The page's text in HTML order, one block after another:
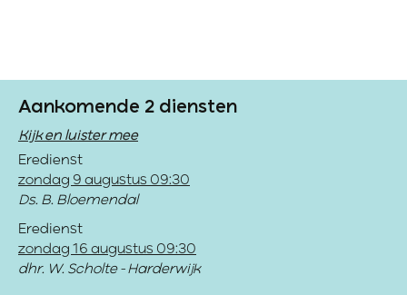
Aankomende 2 diensten
Kijk en luister mee
Eredienst
zondag 9 augustus 09:30
Ds. B. Bloemendal
Eredienst
zondag 16 augustus 09:30
dhr. W. Scholte - Harderwijk